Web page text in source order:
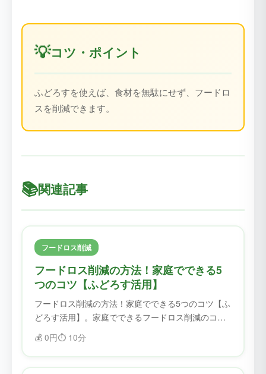
💡コツ・ポイント
ふどろすを使えば、食材を無駄にせず、フードロ
スを削減できます。
📚関連記事
フードロス削減
フードロス削減の方法！家庭でできる5
つのコツ【ふどろす活用】
フードロス削減の方法！家庭でできる5つのコツ【ふ
どろす活用】。家庭でできるフードロス削減のコツ
を紹介。ふどろすを使えば、食材を無駄にせず、フ
ードロスを削減できます。
💰 0円⏱️ 10分